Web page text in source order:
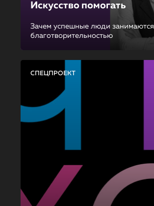
Искусство помогать
Зачем успешные люди занимаются
благотворительностью
СПЕЦПРОЕКТ